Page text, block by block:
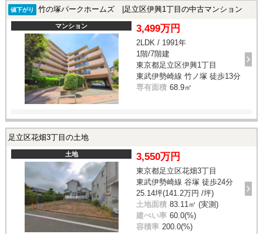
値下がり 竹の塚パークホームズ |足立区伊興1丁目の中古マンション
マンション 3,499万円
2LDK / 1991年
1階/7階建
東京都足立区伊興1丁目
東武伊勢崎線 竹ノ塚 徒歩13分
専有面積 68.9㎡
足立区花畑3丁目の土地
土地 3,550万円
東京都足立区花畑3丁目
東武伊勢崎線 谷塚 徒歩24分
25.14坪(141.2万円 /坪)
土地面積 83.11㎡ (実測)
建ぺい率 60.0(%)
容積率 200.0(%)